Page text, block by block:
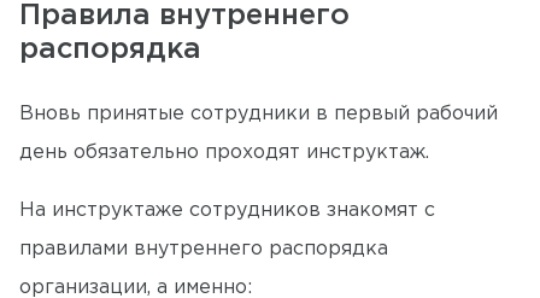
Правила внутреннего
распорядка
Вновь принятые сотрудники в первый рабочий
день обязательно проходят инструктаж.
На инструктаже сотрудников знакомят с
правилами внутреннего распорядка
организации, а именно: